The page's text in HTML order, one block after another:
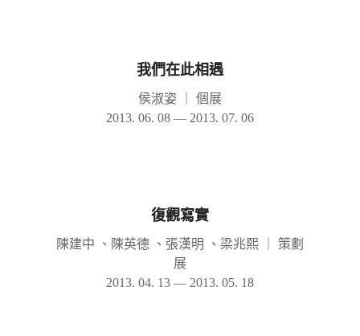
我們在此相遇
侯淑姿
個展
2013. 06. 08 — 2013. 07. 06
復觀寫實
陳建中 、陳英德 、張漢明 、梁兆熙
策劃
展
2013. 04. 13 — 2013. 05. 18